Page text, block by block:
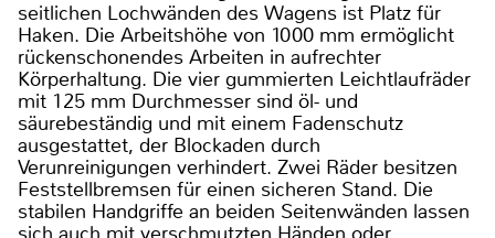
seitlichen Lochwänden des Wagens ist Platz für
Haken. Die Arbeitshöhe von 1000 mm ermöglicht
rückenschonendes Arbeiten in aufrechter
Körperhaltung. Die vier gummierten Leichtlaufräder
mit 125 mm Durchmesser sind öl- und
säurebeständig und mit einem Fadenschutz
ausgestattet, der Blockaden durch
Verunreinigungen verhindert. Zwei Räder besitzen
Feststellbremsen für einen sicheren Stand. Die
stabilen Handgriffe an beiden Seitenwänden lassen